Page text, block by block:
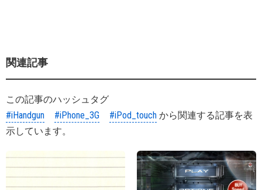
関連記事
この記事のハッシュタグ
#iHandgun
#iPhone_3G #iPod_touch から関連する記事を表
示しています。